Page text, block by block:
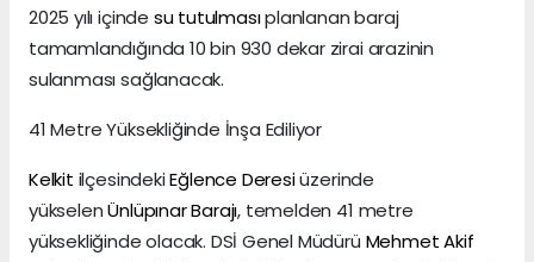
2025 yılı içinde su tutulmasıplanlanan baraj
tamamlandığında 10 bin 930 dekar zirai arazinin
sulanması sağlanacak.
41 Metre Yüksekliğinde İnşa Ediliyor
Kelkit ilçesindekiEğlence Deresiüzerinde
yükselenÜnlüpınar Barajı, temelden 41 metre
yüksekliğinde olacak. DSİ Genel Müdürü Mehmet Akif